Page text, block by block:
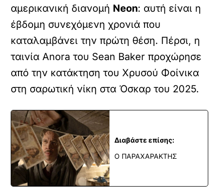
αμερικανική διανομή Neon: αυτή είναι η
έβδομη συνεχόμενη χρονιά που
καταλαμβάνει την πρώτη θέση. Πέρσι, η
ταινία Anora του Sean Baker προχώρησε
από την κατάκτηση του Χρυσού Φοίνικα
στη σαρωτική νίκη στα Όσκαρ του 2025.
Διαβάστε επίσης:
Ο ΠΑΡΑΧΑΡΑΚΤΗΣ